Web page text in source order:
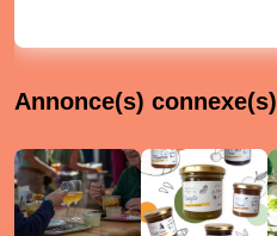
Annonce(s) connexe(s)